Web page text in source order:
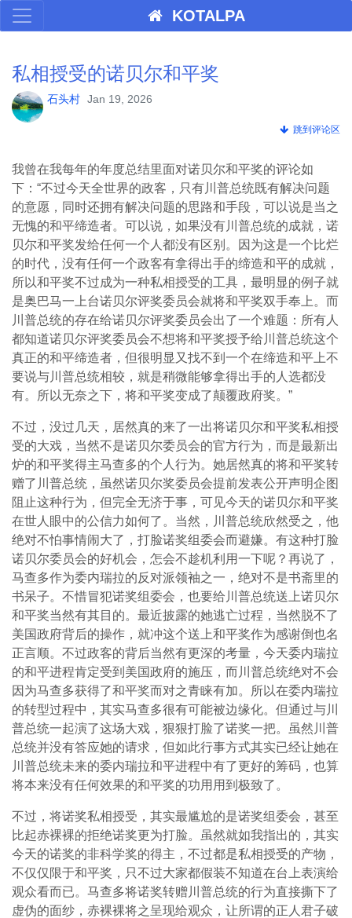
KOTALPA
私相授受的诺贝尔和平奖
石头村 Jan 19, 2026
跳到评论区
我曾在我每年的年度总结里面对诺贝尔和平奖的评论如
下：“不过今天全世界的政客，只有川普总统既有解决问题
的意愿，同时还拥有解决问题的思路和手段，可以说是当之
无愧的和平缔造者。可以说，如果没有川普总统的成就，诺
贝尔和平奖发给任何一个人都没有区别。因为这是一个比烂
的时代，没有任何一个政客有拿得出手的缔造和平的成就，
所以和平奖不过成为一种私相授受的工具，最明显的例子就
是奥巴马一上台诺贝尔评奖委员会就将和平奖双手奉上。而
川普总统的存在给诺贝尔评奖委员会出了一个难题：所有人
都知道诺贝尔评奖委员会不想将和平奖授予给川普总统这个
真正的和平缔造者，但很明显又找不到一个在缔造和平上不
要说与川普总统相较，就是稍微能够拿得出手的人选都没
有。所以无奈之下，将和平奖变成了颠覆政府奖。”
不过，没过几天，居然真的来了一出将诺贝尔和平奖私相授
受的大戏，当然不是诺贝尔委员会的官方行为，而是最新出
炉的和平奖得主马查多的个人行为。她居然真的将和平奖转
赠了川普总统，虽然诺贝尔奖委员会提前发表公开声明企图
阻止这种行为，但完全无济于事，可见今天的诺贝尔和平奖
在世人眼中的公信力如何了。当然，川普总统欣然受之，他
绝对不怕事情闹大了，打脸诺奖组委会而避嫌。有这种打脸
诺贝尔委员会的好机会，怎会不趁机利用一下呢？再说了，
马查多作为委内瑞拉的反对派领袖之一，绝对不是书斋里的
书呆子。不惜冒犯诺奖组委会，也要给川普总统送上诺贝尔
和平奖当然有其目的。最近披露的她逃亡过程，当然脱不了
美国政府背后的操作，就冲这个送上和平奖作为感谢倒也名
正言顺。不过政客的背后当然有更深的考量，今天委内瑞拉
的和平进程肯定受到美国政府的施压，而川普总统绝对不会
因为马查多获得了和平奖而对之青睐有加。所以在委内瑞拉
的转型过程中，其实马查多很有可能被边缘化。但通过与川
普总统一起演了这场大戏，狠狠打脸了诺奖一把。虽然川普
总统并没有答应她的请求，但如此行事方式其实已经让她在
川普总统未来的委内瑞拉和平进程中有了更好的筹码，也算
将本来没有任何效果的和平奖的功用用到极致了。
不过，将诺奖私相授受，其实最尴尬的是诺奖组委会，甚至
比起赤裸裸的拒绝诺奖更为打脸。虽然就如我指出的，其实
今天的诺奖的非科学奖的得主，不过都是私相授受的产物，
不仅仅限于和平奖，只不过大家都假装不知道在台上表演给
观众看而已。马查多将诺奖转赠川普总统的行为直接撕下了
虚伪的面纱，赤裸裸将之呈现给观众，让所谓的正人君子破